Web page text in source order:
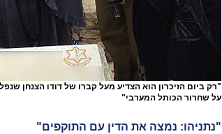
"רק ביום הזיכרון הוא הצדיע מעל קברו של דודו הצנחן
על שחרור הכותל המערבי"
"נתניהו: נמצה את הדין עם התוקפים"